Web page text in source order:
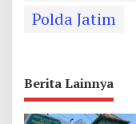
Polda Jatim
Berita Lainnya